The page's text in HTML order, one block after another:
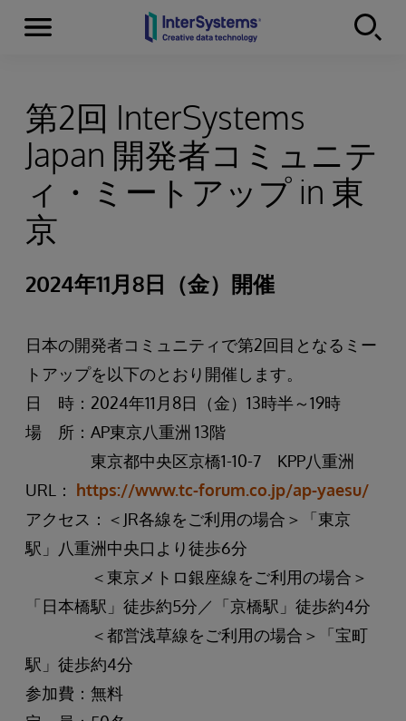
Skip to content
Menu
第2回 InterSystems
Japan 開発者コミュニテ
ィ・ミートアップ in 東
京
2024年11月8日（金）開催
日本の開発者コミュニティで第2回目となるミー
トアップを以下のとおり開催します。
日 時：2024年11月8日（金）13時半～19時
場 所：AP東京八重洲 13階
東京都中央区京橋1-10-7 KPP八重洲
URL： https://www.tc-forum.co.jp/ap-yaesu/
アクセス：＜JR各線をご利用の場合＞「東京
駅」八重洲中央口より徒歩6分
＜東京メトロ銀座線をご利用の場合＞
「日本橋駅」徒歩約5分／「京橋駅」徒歩約4分
＜都営浅草線をご利用の場合＞「宝町
駅」徒歩約4分
参加費：無料